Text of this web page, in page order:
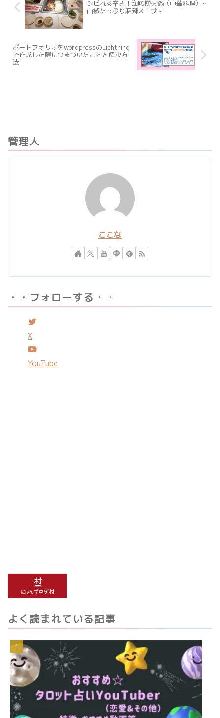
シビれる辛さ！海底撈火鍋（中華料理）~
山椒たっぷり麻辣スープ~
ポートフォリオをwordpressのLightning
で作成した際につまづいたことと解決方
法
管理人
ここな
・・フォローする・・
X
YouTube
よく読まれている記事